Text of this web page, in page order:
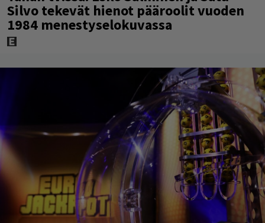
Silvo tekevät hienot pääroolit vuoden
1984 menestyselokuvassa